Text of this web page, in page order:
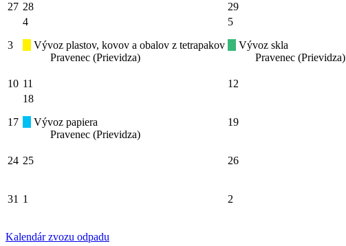
27 28 29
3
4
Vývoz plastov, kovov a obalov z tetrapakov
Pravenec (Prievidza)
5
Vývoz skla
Pravenec (Prievidza)
10 11 12
17
18
Vývoz papiera
Pravenec (Prievidza)
19
24 25 26
31 1 2
Kalendár zvozu odpadu